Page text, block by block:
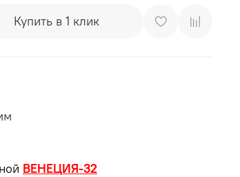
Купить в 1 клик
ВЕНЕЦИЯ-32